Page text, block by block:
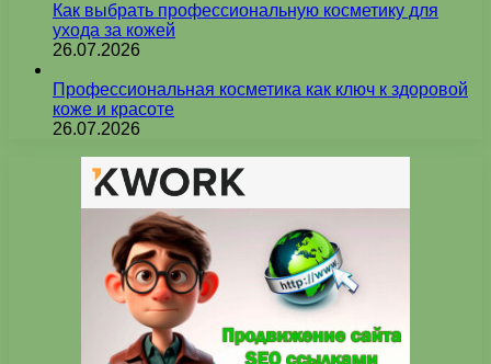
Как выбрать профессиональную косметику для
ухода за кожей
26.07.2026
Профессиональная косметика как ключ к здоровой
коже и красоте
26.07.2026